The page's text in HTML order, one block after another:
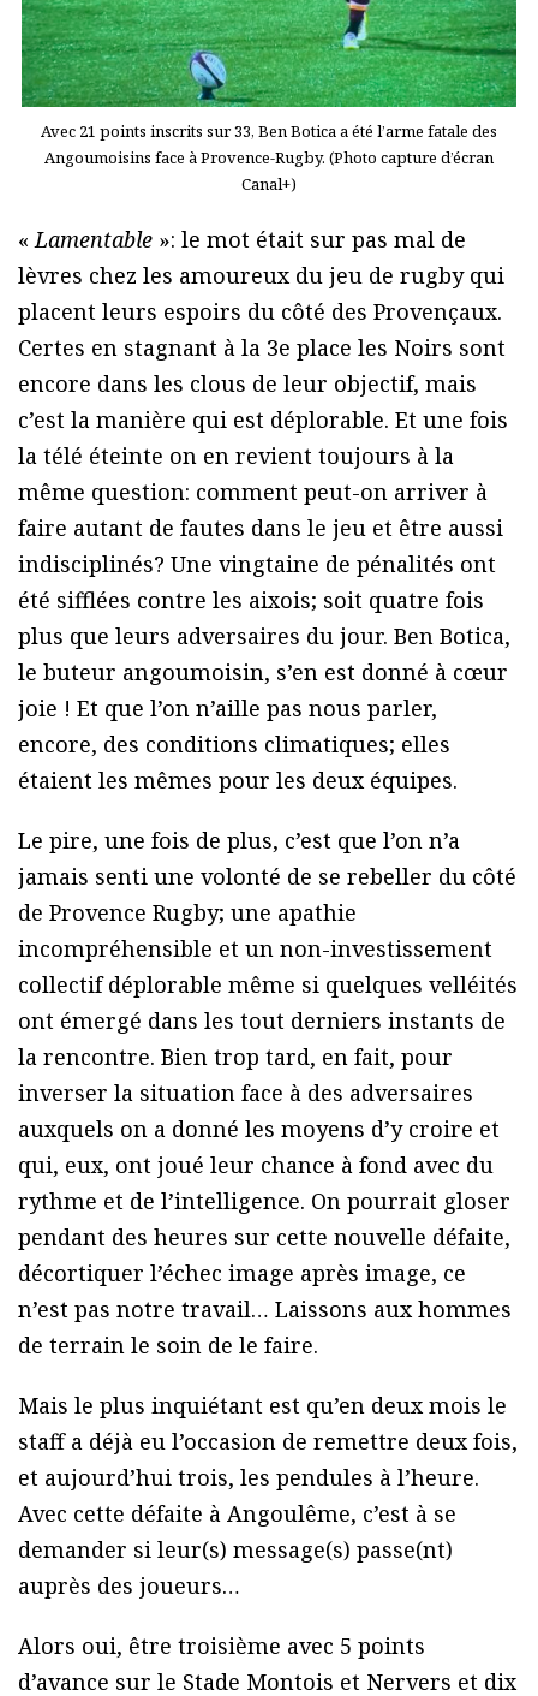
Avec 21 points inscrits sur 33, Ben Botica a été l’arme fatale des
Angoumoisins face à Provence-Rugby. (Photo capture d’écran
Canal+)
« Lamentable »: le mot était sur pas mal de
lèvres chez les amoureux du jeu de rugby qui
placent leurs espoirs du côté des Provençaux.
Certes en stagnant à la 3e place les Noirs sont
encore dans les clous de leur objectif, mais
c’est la manière qui est déplorable. Et une fois
la télé éteinte on en revient toujours à la
même question: comment peut-on arriver à
faire autant de fautes dans le jeu et être aussi
indisciplinés? Une vingtaine de pénalités ont
été sifflées contre les aixois; soit quatre fois
plus que leurs adversaires du jour. Ben Botica,
le buteur angoumoisin, s’en est donné à cœur
joie ! Et que l’on n’aille pas nous parler,
encore, des conditions climatiques; elles
étaient les mêmes pour les deux équipes.
Le pire, une fois de plus, c’est que l’on n’a
jamais senti une volonté de se rebeller du côté
de Provence Rugby; une apathie
incompréhensible et un non-investissement
collectif déplorable même si quelques velléités
ont émergé dans les tout derniers instants de
la rencontre. Bien trop tard, en fait, pour
inverser la situation face à des adversaires
auxquels on a donné les moyens d’y croire et
qui, eux, ont joué leur chance à fond avec du
rythme et de l’intelligence. On pourrait gloser
pendant des heures sur cette nouvelle défaite,
décortiquer l’échec image après image, ce
n’est pas notre travail… Laissons aux hommes
de terrain le soin de le faire.
Mais le plus inquiétant est qu’en deux mois le
staff a déjà eu l’occasion de remettre deux fois,
et aujourd’hui trois, les pendules à l’heure.
Avec cette défaite à Angoulême, c’est à se
demander si leur(s) message(s) passe(nt)
auprès des joueurs…
Alors oui, être troisième avec 5 points
d’avance sur le Stade Montois et Nervers et dix